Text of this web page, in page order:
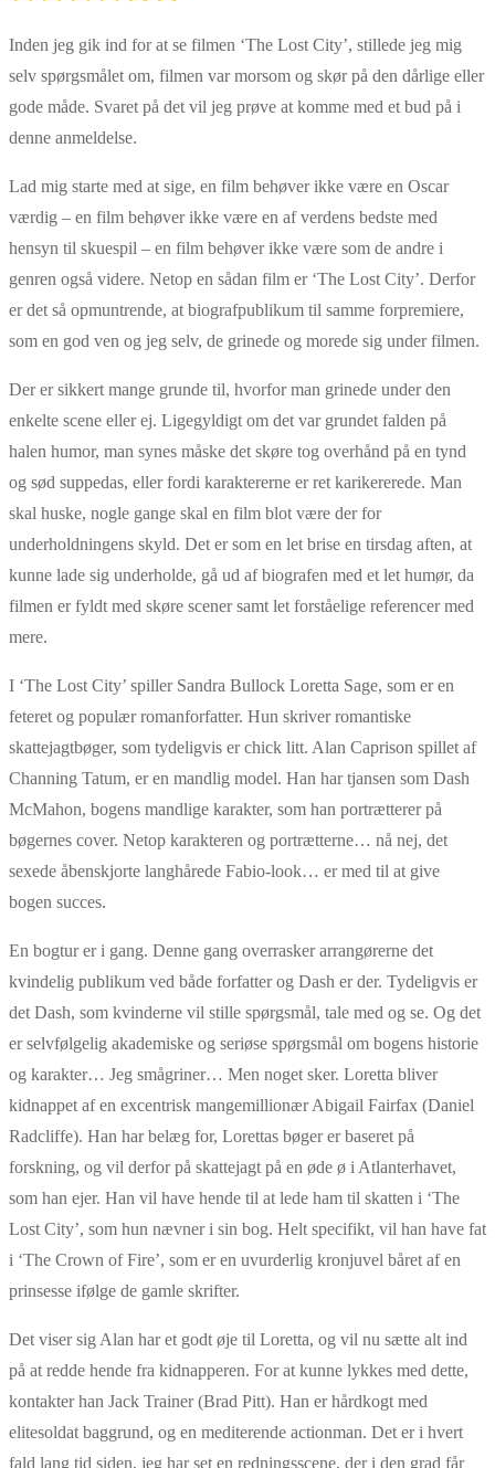
Inden jeg gik ind for at se filmen ‘The Lost City’, stillede jeg mig
selv spørgsmålet om, filmen var morsom og skør på den dårlige eller
gode måde. Svaret på det vil jeg prøve at komme med et bud på i
denne anmeldelse.
Lad mig starte med at sige, en film behøver ikke være en Oscar
værdig – en film behøver ikke være en af verdens bedste med
hensyn til skuespil – en film behøver ikke være som de andre i
genren også videre. Netop en sådan film er ‘The Lost City’. Derfor
er det så opmuntrende, at biografpublikum til samme forpremiere,
som en god ven og jeg selv, de grinede og morede sig under filmen.
Der er sikkert mange grunde til, hvorfor man grinede under den
enkelte scene eller ej. Ligegyldigt om det var grundet falden på
halen humor, man synes måske det skøre tog overhånd på en tynd
og sød suppedas, eller fordi karaktererne er ret karikererede. Man
skal huske, nogle gange skal en film blot være der for
underholdningens skyld. Det er som en let brise en tirsdag aften, at
kunne lade sig underholde, gå ud af biografen med et let humør, da
filmen er fyldt med skøre scener samt let forståelige referencer med
mere.
I ‘The Lost City’ spiller Sandra Bullock Loretta Sage, som er en
feteret og populær romanforfatter. Hun skriver romantiske
skattejagtbøger, som tydeligvis er chick litt. Alan Caprison spillet af
Channing Tatum, er en mandlig model. Han har tjansen som Dash
McMahon, bogens mandlige karakter, som han portrætterer på
bøgernes cover. Netop karakteren og portrætterne… nå nej, det
sexede åbenskjorte langhårede Fabio-look… er med til at give
bogen succes.
En bogtur er i gang. Denne gang overrasker arrangørerne det
kvindelig publikum ved både forfatter og Dash er der. Tydeligvis er
det Dash, som kvinderne vil stille spørgsmål, tale med og se. Og det
er selvfølgelig akademiske og seriøse spørgsmål om bogens historie
og karakter… Jeg smågriner… Men noget sker. Loretta bliver
kidnappet af en excentrisk mangemillionær Abigail Fairfax (Daniel
Radcliffe). Han har belæg for, Lorettas bøger er baseret på
forskning, og vil derfor på skattejagt på en øde ø i Atlanterhavet,
som han ejer. Han vil have hende til at lede ham til skatten i ‘The
Lost City’, som hun nævner i sin bog. Helt specifikt, vil han have fat
i ‘The Crown of Fire’, som er en uvurderlig kronjuvel båret af en
prinsesse ifølge de gamle skrifter.
Det viser sig Alan har et godt øje til Loretta, og vil nu sætte alt ind
på at redde hende fra kidnapperen. For at kunne lykkes med dette,
kontakter han Jack Trainer (Brad Pitt). Han er hårdkogt med
elitesoldat baggrund, og en mediterende actionman. Det er i hvert
fald lang tid siden, jeg har set en redningsscene, der i den grad får